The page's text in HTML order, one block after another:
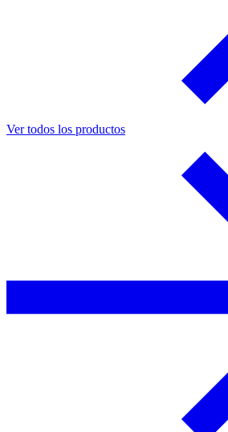
Ver todos los productos